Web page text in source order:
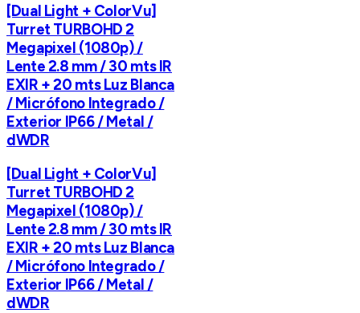
[Dual Light + ColorVu]
Turret TURBOHD 2
Megapixel (1080p) /
Lente 2.8 mm / 30 mts IR
EXIR + 20 mts Luz Blanca
/ Micrófono Integrado /
Exterior IP66 / Metal /
dWDR
[Dual Light + ColorVu]
Turret TURBOHD 2
Megapixel (1080p) /
Lente 2.8 mm / 30 mts IR
EXIR + 20 mts Luz Blanca
/ Micrófono Integrado /
Exterior IP66 / Metal /
dWDR